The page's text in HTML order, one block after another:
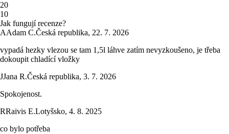
20
10
Jak fungují recenze?
AAdam C.Česká republika, 22. 7. 2026
vypadá hezky vlezou se tam 1,5l láhve zatím nevyzkoušeno, je třeba
dokoupit chladící vložky
JJana R.Česká republika, 3. 7. 2026
Spokojenost.
RRaivis E.Lotyšsko, 4. 8. 2025
co bylo potřeba